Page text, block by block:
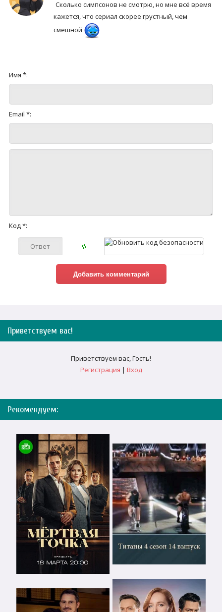
Сколько симпсонов не смотрю, но мне всё время
кажется, что сериал скорее грустный, чем
смешной
Имя *:
Email *:
Код *:
Приветствуем вас!
Приветствуем вас,Гость!
Регистрация | Вход
Рекомендуем: